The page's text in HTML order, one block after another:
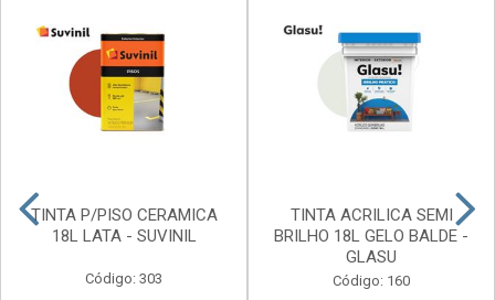
TINTA P/PISO CERAMICA
18L LATA - SUVINIL
Código: 303
TINTA ACRILICA SEMI
BRILHO 18L GELO BALDE -
GLASU
Código: 160